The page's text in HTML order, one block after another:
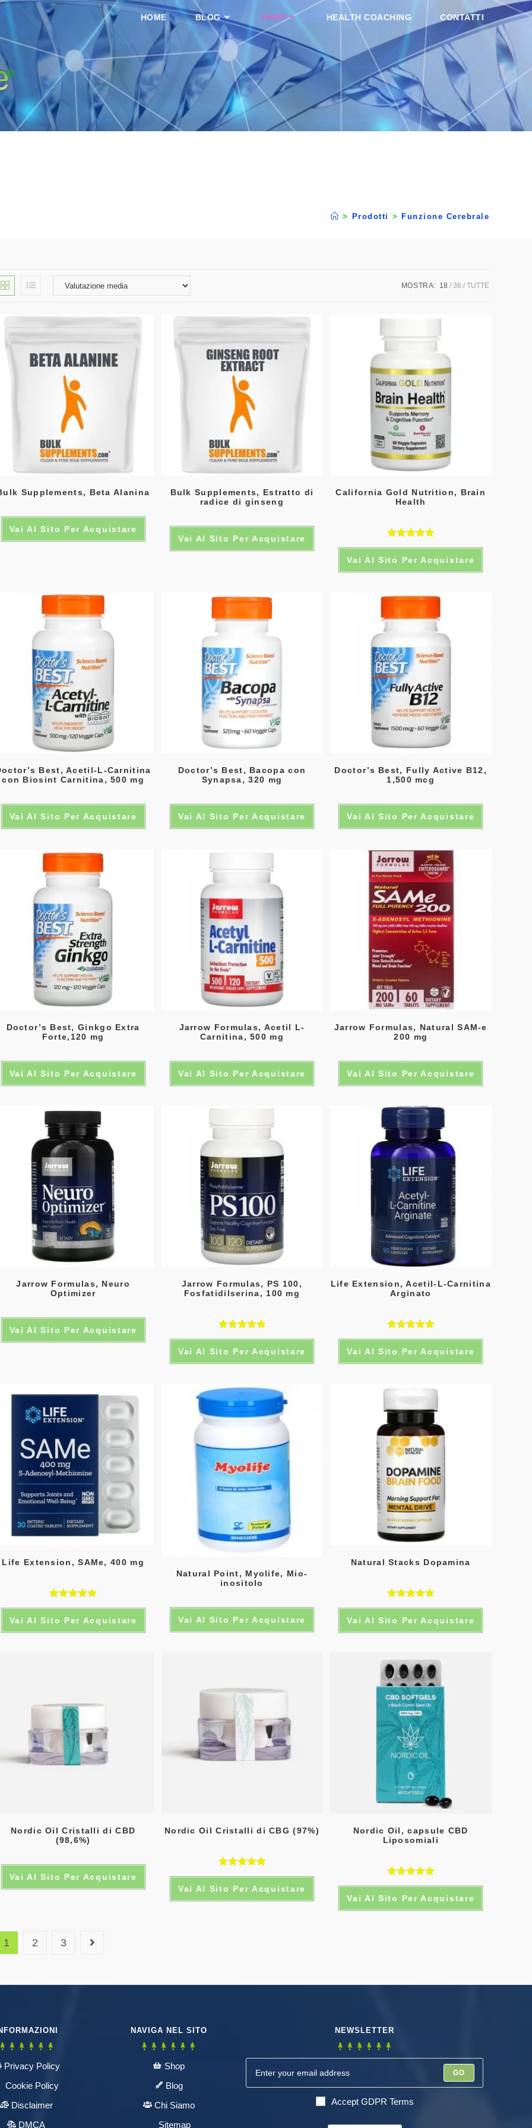
HOME BLOG SHOP HEALTH COACHING CONTATTI
> Prodotti > Funzione Cerebrale
MOSTRA: 18 36 TUTTE
Supplements, Beta Alanina
Vai Al Sito Per Acquistare
Bulk Supplements, Estratto di
radice di ginseng
Vai Al Sito Per Acquistare
California Gold Nutrition, Brain
Health
Valutato
5.00su 5
Vai Al Sito Per Acquistare
Best, Acetil-L-Carnitina
con Biosint Carnitina, 500 mg
Vai Al Sito Per Acquistare
Doctor’s Best, Bacopa con
Synapsa, 320 mg
Vai Al Sito Per Acquistare
Doctor’s Best, Fully Active B12,
1,500 mcg
Vai Al Sito Per Acquistare
Doctor’s Best, Ginkgo Extra
Forte,120 mg
Vai Al Sito Per Acquistare
Jarrow Formulas, Acetil L-
Carnitina, 500 mg
Vai Al Sito Per Acquistare
Jarrow Formulas, Natural SAM-e
200 mg
Vai Al Sito Per Acquistare
Jarrow Formulas, Neuro
Optimizer
Vai Al Sito Per Acquistare
Jarrow Formulas, PS 100,
Fosfatidilserina, 100 mg
Valutato
5.00su 5
Vai Al Sito Per Acquistare
Life Extension, Acetil-L-Carnitina
Arginato
Valutato
5.00su 5
Vai Al Sito Per Acquistare
Life Extension, SAMe, 400 mg
Valutato
5.00su 5
Vai Al Sito Per Acquistare
Natural Point, Myolife, Mio-
inositolo
Vai Al Sito Per Acquistare
Natural Stacks Dopamina
Valutato
5.00su 5
Vai Al Sito Per Acquistare
Nordic Oil Cristalli di CBD
(98,6%)
Vai Al Sito Per Acquistare
Nordic Oil Cristalli di CBG (97%)
Valutato
5.00su 5
Vai Al Sito Per Acquistare
Nordic Oil, capsule CBD
Liposomiali
Valutato
5.00su 5
Vai Al Sito Per Acquistare
1 2 3
Privacy Policy
Cookie Policy
Disclaimer
DMCA
NAVIGA NEL SITO
Shop
Blog
Chi Siamo
Sitemap
NEWSLETTER
GO
Accept GDPR Terms